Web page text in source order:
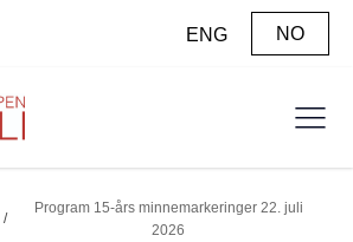
ENG NO
/
Program 15-års minnemarkeringer 22. juli
2026